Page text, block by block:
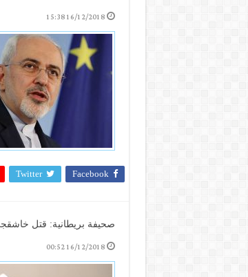
16/12/2018 15:38
Facebook
Twitter
صحيفة بريطانية: قتل
16/12/2018 00:52